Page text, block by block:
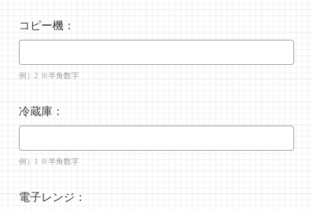
コピー機：
例）2 ※半角数字
冷蔵庫：
例）1 ※半角数字
電子レンジ：